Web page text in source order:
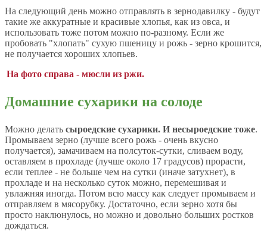
На следующий день можно отправлять в зернодавилку - будут
такие же аккуратные и красивые хлопья, как из овса, и
использовать тоже потом можно по-разному. Если же
пробовать "хлопать" сухую пшеницу и рожь - зерно крошится,
не получается хороших хлопьев.
На фото справа - мюсли из ржи.
Домашние сухарики на солоде
Можно делать сыроедские сухарики. И несыроедские тоже.
Промываем зерно (лучше всего рожь - очень вкусно
получается), замачиваем на полсуток-сутки, сливаем воду,
оставляем в прохладе (лучше около 17 градусов) прорасти,
если теплее - не больше чем на сутки (иначе затухнет), в
прохладе и на несколько суток можно, перемешивая и
увлажняя иногда. Потом всю массу как следует промываем и
отправляем в мясорубку. Достаточно, если зерно хотя бы
просто наклюнулось, но можно и довольно больших ростков
дождаться.